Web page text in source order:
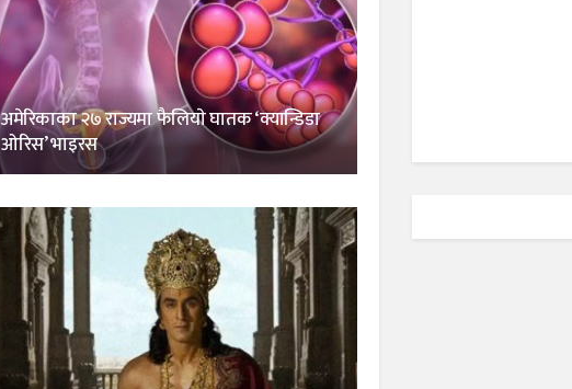
अमेरिकाका २७ राज्यमा फैलियाे घातक ‘क्यान्डिडा
ओरिस’ भाइरस